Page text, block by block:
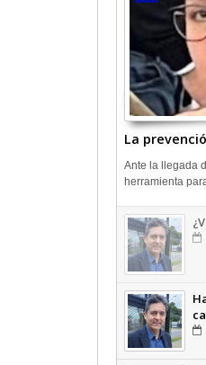
La
Ante la llegada
herramienta